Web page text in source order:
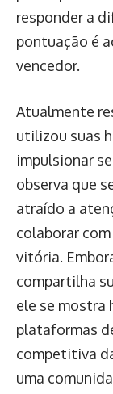
responder a
pontuação é
vencedor.
Atualmente
utilizou suas
impulsionar
observa que
atraído a
colaborar
vitória.
compartilha
ele se mostra
plataformas
competitiva
uma